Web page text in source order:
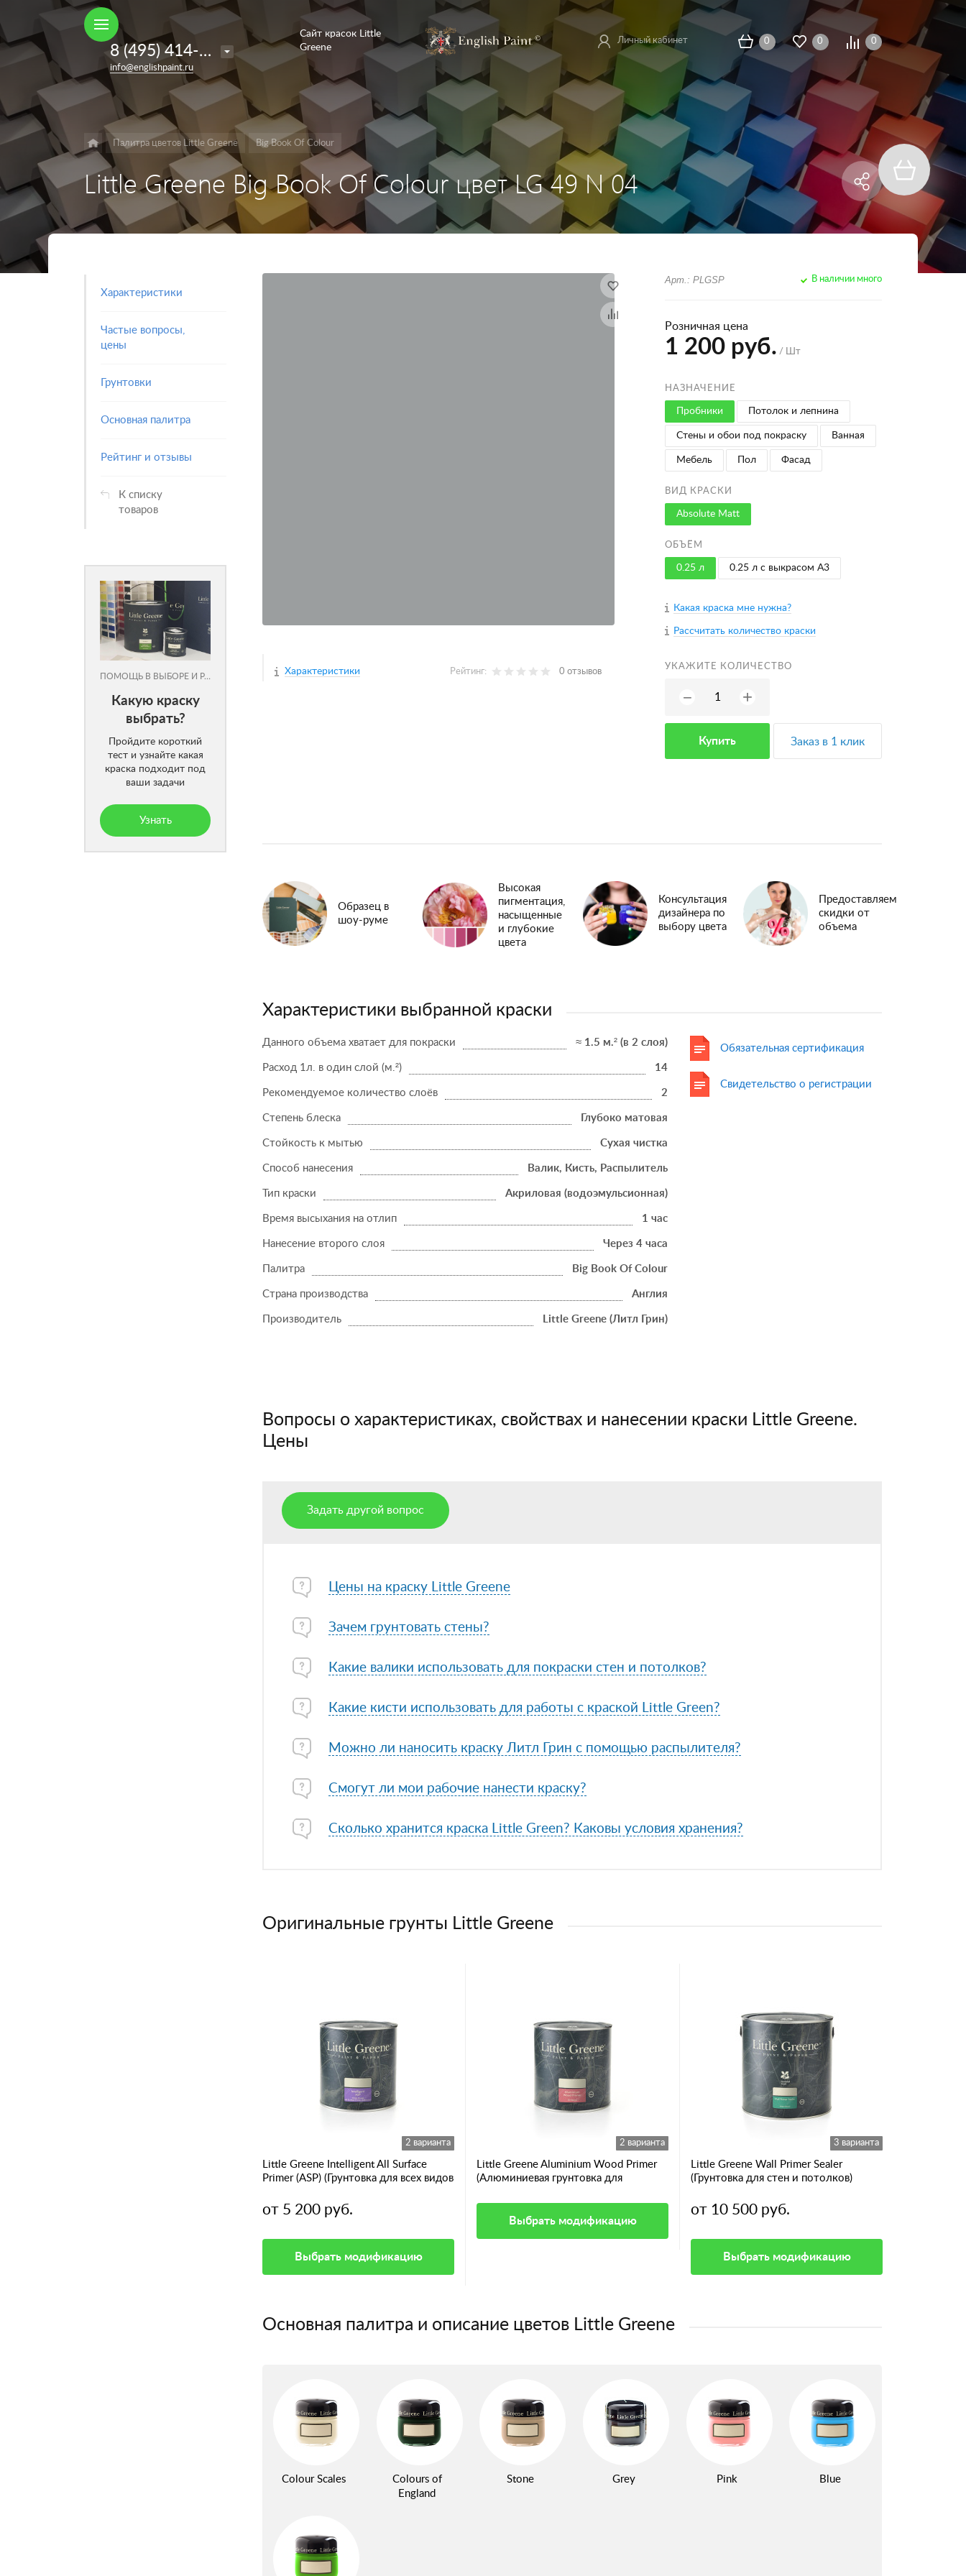
в каталоге
Например,
8 (495) 414-35-98
info@englishpaint.ru
Сайт красок Little
Greene
Личный кабинет 0 0 0
Палитра цветов Little Greene Big Book Of Colour
Little Greene Big Book Of Colour цвет LG 49 N 04
Характеристики
Частые вопросы,
цены
Грунтовки
Основная палитра
Рейтинг и отзывы
К списку
товаров
ПОМОЩЬ В ВЫБОРЕ И РАСЧЕТЕ
Какую краску
выбрать?
Пройдите короткий
тест и узнайте какая
краска подходит под
ваши задачи
Узнать
Характеристики Рейтинг: 0 отзывов
Арт.: PLGSP В наличии много
Розничная цена
1 200 руб. / Шт
НАЗНАЧЕНИЕ
Пробники Потолок и лепнина
Стены и обои под покраску Ванная
Мебель Пол Фасад
ВИД КРАСКИ
Absolute Matt
ОБЪЁМ
0.25 л 0.25 л с выкрасом A3
Какая краска мне нужна?
Рассчитать количество краски
УКАЖИТЕ КОЛИЧЕСТВО
− +
Купить Заказ в 1 клик
Образец в
шоу-руме
Высокая
пигментация,
насыщенные
и глубокие
цвета
Консультация
дизайнера по
выбору цвета
Предоставляем
скидки от
объема
Характеристики выбранной краски
Данного объема хватает для покраски ≈ 1.5 м.² (в 2 слоя)
Расход 1л. в один слой (м.²) 14
Рекомендуемое количество слоёв 2
Степень блеска Глубоко матовая
Стойкость к мытью Сухая чистка
Способ нанесения Валик, Кисть, Распылитель
Тип краски Акриловая (водоэмульсионная)
Время высыхания на отлип 1 час
Нанесение второго слоя Через 4 часа
Палитра Big Book Of Colour
Страна производства Англия
Производитель Little Greene (Литл Грин)
Обязательная сертификация
Свидетельство о регистрации
Вопросы о характеристиках, свойствах и нанесении краски Little Greene.
Цены
Задать другой вопрос
Цены на краску Little Greene
Зачем грунтовать стены?
Какие валики использовать для покраски стен и потолков?
Какие кисти использовать для работы с краской Little Green?
Можно ли наносить краску Литл Грин с помощью распылителя?
Смогут ли мои рабочие нанести краску?
Сколько хранится краска Little Green? Каковы условия хранения?
Оригинальные грунты Little Greene
2 варианта
Little Greene Intelligent All Surface
Primer (ASP) (Грунтовка для всех видов
от 5 200 руб.
Выбрать модификацию
2 варианта
Little Greene Aluminium Wood Primer
(Алюминиевая грунтовка для
Выбрать модификацию
3 варианта
Little Greene Wall Primer Sealer
(Грунтовка для стен и потолков)
от 10 500 руб.
Выбрать модификацию
Основная палитра и описание цветов Little Greene
Colour Scales
Colours of
England
Stone Grey Pink Blue